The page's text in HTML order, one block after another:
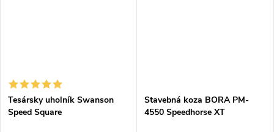
Tesársky uholník Swanson
Speed Square
Stavebná koza BORA PM-
4550 Speedhorse XT